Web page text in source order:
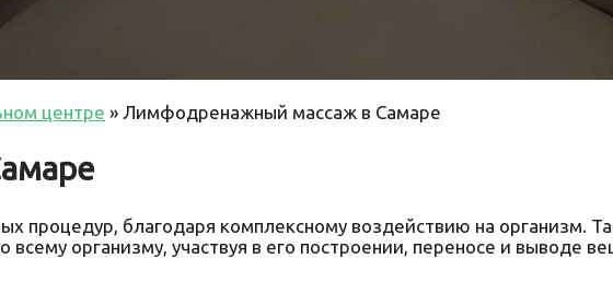
центре » Лимфодренажный массаж в Самаре
процедур, благодаря комплексному воздействию на организм.
всему организму, участвуя в его построении, переносе и выводе